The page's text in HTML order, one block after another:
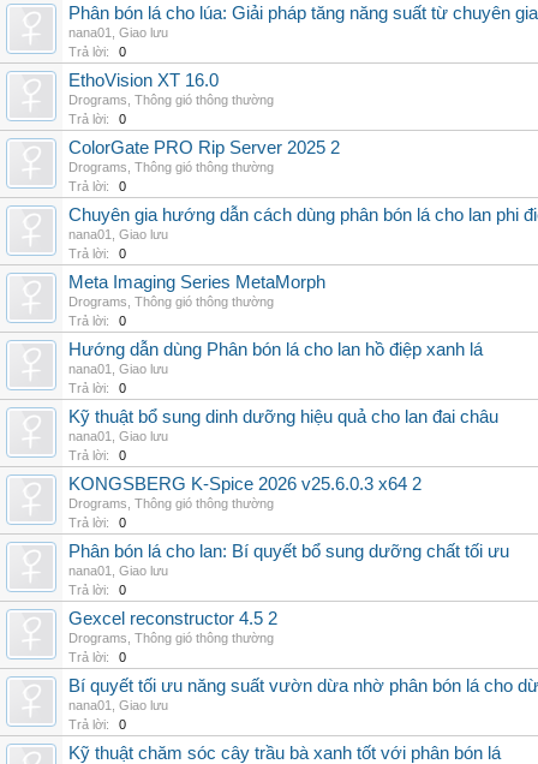
Phân bón lá cho lúa: Giải pháp tăng năng suất từ chuyên gia
nana01
Giao lưu
Trả lời:
0
EthoVision XT 16.0
Drograms Thông gió thông thường
Trả lời:
0
ColorGate PRO Rip Server 2025 2
Drograms Thông gió thông thường
Trả lời:
0
Chuyên gia hướng dẫn cách dùng phân bón lá cho lan phi
nana01
Giao lưu
Trả lời:
0
Meta Imaging Series MetaMorph
Drograms Thông gió thông thường
Trả lời:
0
Hướng dẫn dùng Phân bón lá cho lan hồ điệp xanh lá
nana01
Giao lưu
Trả lời:
0
Kỹ thuật bổ sung dinh dưỡng hiệu quả cho lan đai châu
nana01
Giao lưu
Trả lời:
0
KONGSBERG K-Spice 2026 v25.6.0.3 x64 2
Drograms Thông gió thông thường
Trả lời:
0
Phân bón lá cho lan: Bí quyết bổ sung dưỡng chất tối ưu
nana01
Giao lưu
Trả lời:
0
Gexcel reconstructor 4.5 2
Drograms Thông gió thông thường
Trả lời:
0
Bí quyết tối ưu năng suất vườn dừa nhờ phân bón lá cho
nana01
Giao lưu
Trả lời:
0
Kỹ thuật chăm sóc cây trầu bà xanh tốt với phân bón lá